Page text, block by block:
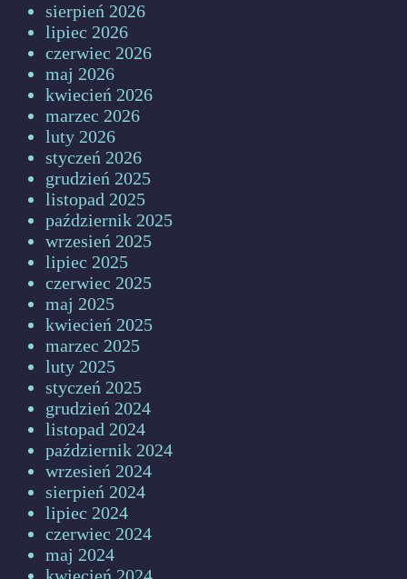
sierpień 2026
lipiec 2026
czerwiec 2026
maj 2026
kwiecień 2026
marzec 2026
luty 2026
styczeń 2026
grudzień 2025
listopad 2025
październik 2025
wrzesień 2025
lipiec 2025
czerwiec 2025
maj 2025
kwiecień 2025
marzec 2025
luty 2025
styczeń 2025
grudzień 2024
listopad 2024
październik 2024
wrzesień 2024
sierpień 2024
lipiec 2024
czerwiec 2024
maj 2024